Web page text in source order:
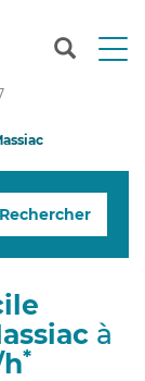
T
n
g
Rechercher
à
*